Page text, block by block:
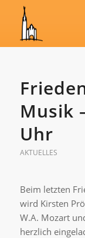
Musik
Uhr
AKTUELLES
Beim letzten
wird Kirsten
W.A. Mozart
herzlich